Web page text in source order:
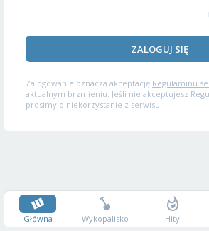
ZALOGUJ SIĘ
Zalogowanie oznacza akceptację Regulaminu
aktualnym brzmieniu. Jeśli nie akceptujesz
prosimy o niekorzystanie z serwisu.
Główna Wykopalisko Hity